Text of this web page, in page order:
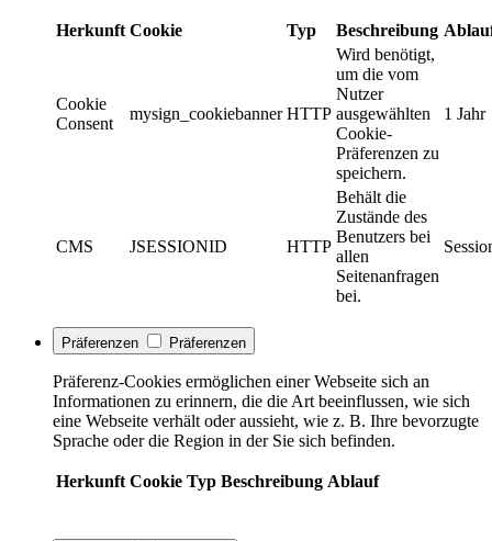
Herkunft Cookie Typ Beschreibung
Cookie
Consent
mysign_cookiebanner HTTP
Wird benötigt,
um die vom
Nutzer
ausgewählten
Cookie-
Präferenzen zu
speichern.
1 Jahr
CMS JSESSIONID HTTP
Behält die
Zustände des
Benutzers bei
allen
Seitenanfragen
bei.
Präferenzen Präferenzen
Präferenz-Cookies ermöglichen einer Webseite sich an
Informationen zu erinnern, die die Art beeinflussen, wie sich
eine Webseite verhält oder aussieht, wie z. B. Ihre bevorzugte
Sprache oder die Region in der Sie sich befinden.
Herkunft Cookie Typ Beschreibung Ablauf